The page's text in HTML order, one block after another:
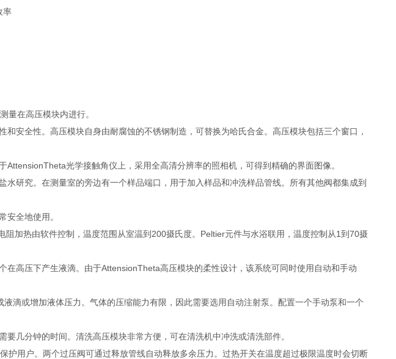
率
量在高压模块内进行。
安全性。高压模块自身由耐腐蚀的不锈钢制造，可替换为哈氏合金。高压模块包括三个窗口，
光学接触角仪上，采用全高清分辨率的照相机，可得到精确的界面图像。
研究。在测量室的旁边有一个样品端口，用于加入样品和冲洗样品管线。所有其他阀都集成到
安全地使用。
加热由软件控制，温度范围从室温到200摄氏度。Peltier元件与水浴联用，温度控制从1到70摄
在高压下产生液滴。由于AttensionTheta高压模块的柔性设计，该系统可同时使用自动和手动
滴或增加液体压力。气体的压缩能力有限，因此需要选用自动注射泵。配置一个手动泵和一个
几分钟的时间。清洗高压模块非常方便，可在清洗机中冲洗或清洗部件。
护用户。两个过压阀可通过释放管线自动释放多余压力。过热开关在温度超过极限温度时会切断